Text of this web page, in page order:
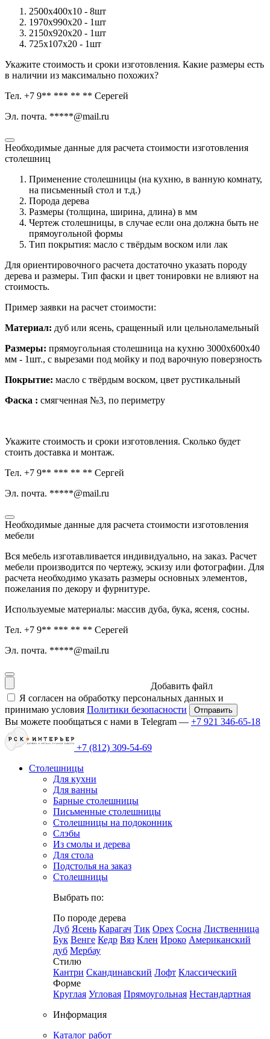
2500х400х10 - 8шт
1970х990х20 - 1шт
2150х920х20 - 1шт
725х107х20 - 1шт
Укажите стоимость и сроки изготовления. Какие размеры есть
в наличии из максимально похожих?
Тел. +7 9** *** ** ** Серегей
Эл. почта. *****@mail.ru
Необходимые данные для расчета стоимости изготовления
столешниц
Применение столешницы (на кухню, в ванную комнату,
на письменный стол и т.д.)
Порода дерева
Размеры (толщина, ширина, длина) в мм
Чертеж столешницы, в случае если она должна быть не
прямоугольной формы
Тип покрытия: масло с твёрдым воском или лак
Для ориентировочного расчета достаточно указать породу
дерева и размеры. Тип фаски и цвет тонировки не влияют на
стоимость.
Пример заявки на расчет стоимости:
Материал: дуб или ясень, сращенный или цельноламельный
Размеры: прямоугольная столешница на кухню 3000х600х40
мм - 1шт., с вырезами под мойку и под варочную поверзность
Покрытие: масло с твёрдым воском, цвет рустикальный
Фаска : смягченная №3, по периметру
Укажите стоимость и сроки изготовления. Сколько будет
стоить доставка и монтаж.
Тел. +7 9** *** ** ** Сергей
Эл. почта. *****@mail.ru
Необходимые данные для расчета стоимости изготовления
мебели
Вся мебель изготавливается индивидуально, на заказ. Расчет
мебели производится по чертежу, эскизу или фотографии. Для
расчета необходимо указать размеры основных элементов,
пожелания по декору и фурнитуре.
Используемые материалы: массив дуба, бука, ясеня, сосны.
Тел. +7 9** *** ** ** Серегей
Эл. почта. *****@mail.ru
Добавить файл
Я согласен на обработку персональных данных и
принимаю условия Политики безопасности
Вы можете пообщаться с нами в Telegram — +7 921 346-65-18
+7 (812) 309-54-69
Столешницы
Для кухни
Для ванны
Барные столешницы
Письменные столешницы
Столешницы на подоконник
Слэбы
Из смолы и дерева
Для стола
Подстолья на заказ
Столешницы
Выбрать по:
По породе дерева
Дуб Ясень Карагач Тик Орех Сосна Лиственница
Бук Венге Кедр Вяз Клен Ироко Американский
дуб Мербау
Стилю
Кантри Скандинавский Лофт Классический
Форме
Круглая Угловая Прямоугольная Нестандартная
Информация
Каталог работ